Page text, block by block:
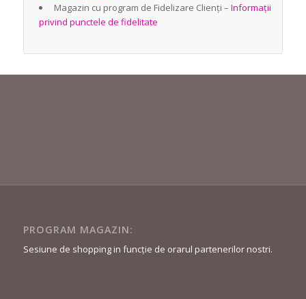
Magazin cu program de Fidelizare Clienți – Informații
privind punctele de fidelitate
PROGRAM MAGAZIN:
Sesiune de shopping in funcție de orarul partenerilor nostri.